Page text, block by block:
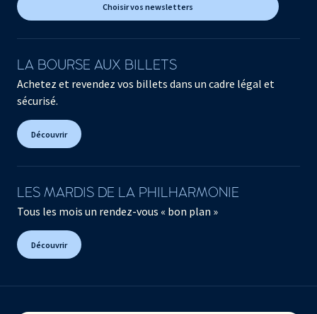
Choisir vos newsletters
LA BOURSE AUX BILLETS
Achetez et revendez vos billets dans un cadre légal et
sécurisé.
Découvrir
LES MARDIS DE LA PHILHARMONIE
Tous les mois un rendez-vous « bon plan »
Découvrir